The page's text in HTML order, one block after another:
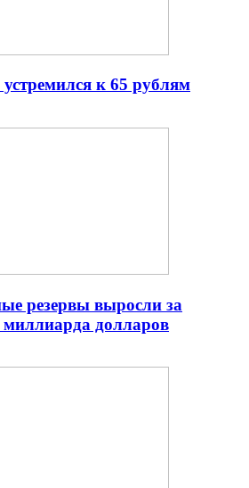
к 65 рублям
резервы выросли за
долларов